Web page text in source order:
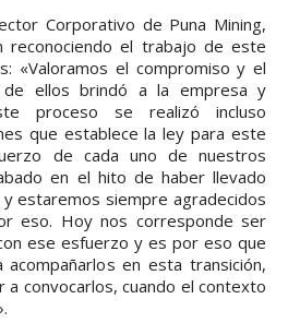
Corporativo de Puna Mining,
reconociendo el trabajo de este
«Valoramos el compromiso y el
ellos brindó a la empresa y
proceso se realizó incluso
que establece la ley para este
de cada uno de nuestros
en el hito de haber llevado
estaremos siempre agradecidos
eso. Hoy nos corresponde ser
ese esfuerzo y es por eso que
en esta transición,
convocarlos, cuando el contexto